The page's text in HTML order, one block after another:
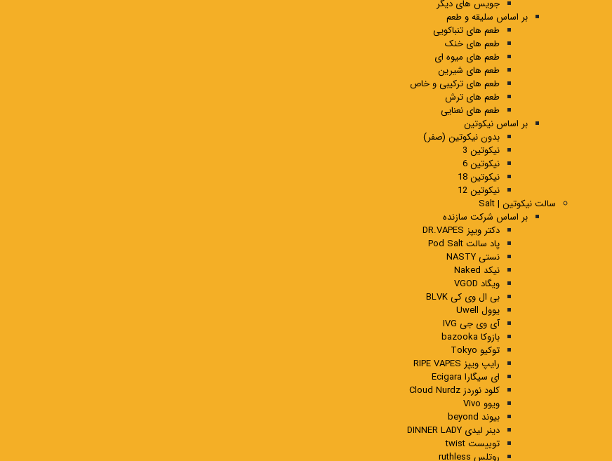
جویس های دیگر
بر اساس سلیقه و طعم
طعم های تنباکویی
طعم های خنک
طعم های میوه ای
طعم های شیرین
طعم های ترکیبی و خاص
طعم های ترش
طعم های نعنایی
بر اساس نیکوتین
بدون نیکوتین (صفر)
نیکوتین 3
نیکوتین 6
نیکوتین 18
نیکوتین 12
سالت نیکوتین | Salt
بر اساس شرکت سازنده
دکتر ویپز DR.VAPES
پاد سالت Pod Salt
نستی NASTY
نیکد Naked
ویگاد VGOD
بی ال وی کی BLVK
یوول Uwell
آی وی جی IVG
بازوکا bazooka
توکیو Tokyo
رایپ ویپز RIPE VAPES
ای سیگارا Ecigara
کلود نوردز Cloud Nurdz
ویوو Vivo
بیوند beyond
دینر لیدی DINNER LADY
توییست twist
روتلس ruthless